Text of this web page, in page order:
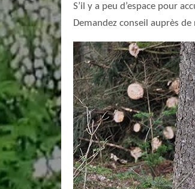
S’il y a peu d’espace pour
Demandez conseil auprès